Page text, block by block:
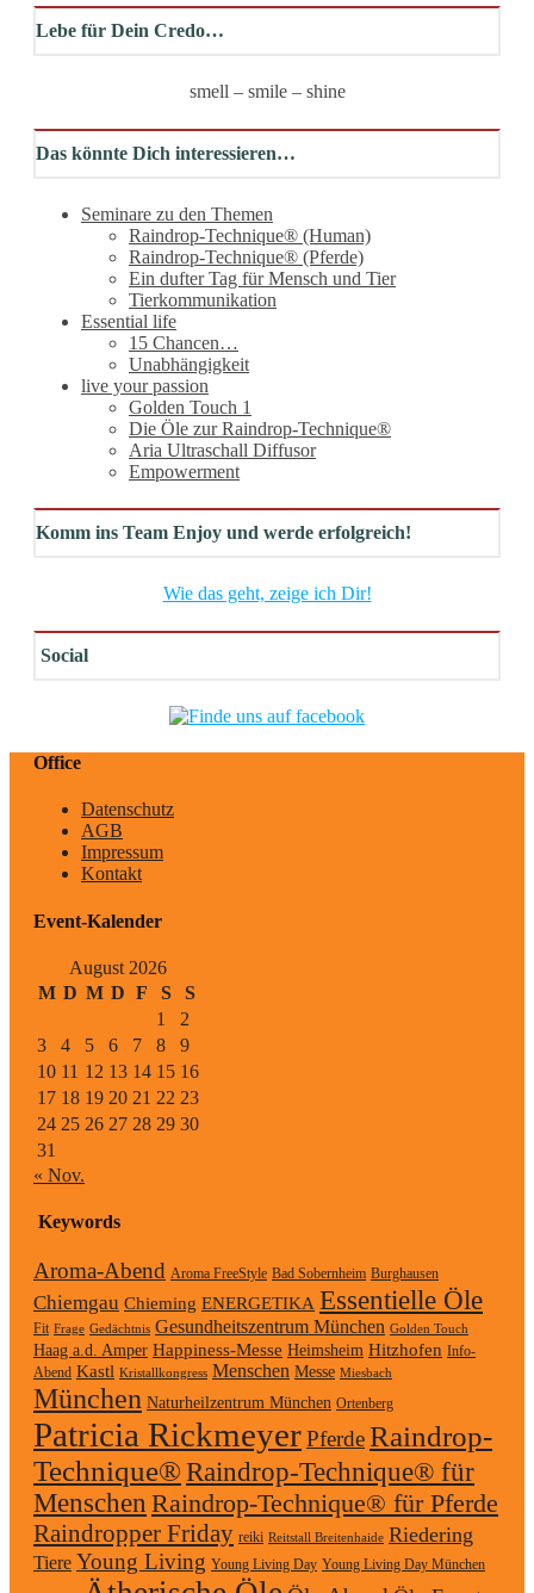
Lebe für Dein Credo…
smell – smile – shine
Das könnte Dich interessieren…
Seminare zu den Themen
Raindrop-Technique® (Human)
Raindrop-Technique® (Pferde)
Ein dufter Tag für Mensch und Tier
Tierkommunikation
Essential life
15 Chancen…
Unabhängigkeit
live your passion
Golden Touch 1
Die Öle zur Raindrop-Technique®
Aria Ultraschall Diffusor
Empowerment
Komm ins Team Enjoy und werde erfolgreich!
Wie das geht, zeige ich Dir!
Social
Office
Datenschutz
AGB
Impressum
Kontakt
Event-Kalender
August 2026
M D M D F S
S
1
2
3
4 5 6 7 8
9
10 11 12 13 14 15 16
17 18 19 20 21 22 23
24 25 26 27 28 29 30
31
« Nov.
Keywords
Aroma-Abend Aroma FreeStyle Bad Sobernheim Burghausen
Chiemgau Chieming ENERGETIKA Essentielle Öle
Fit Frage Gedächtnis Gesundheitszentrum München Golden Touch
Haag a.d. Amper Happiness-Messe Heimsheim Hitzhofen Info-
Abend Kastl Kristallkongress Menschen Messe Miesbach
München Naturheilzentrum München Ortenberg
Patricia RickmeyerPferdeRaindrop-
Technique® Raindrop-Technique® für
Menschen Raindrop-Technique® für Pferde
Raindropper Friday reiki Reitstall Breitenhaide Riedering
Tiere Young Living Young Living Day Young Living Day München